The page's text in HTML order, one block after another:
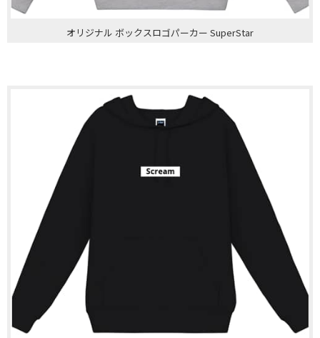
オリジナル ボックスロゴパーカー SuperStar